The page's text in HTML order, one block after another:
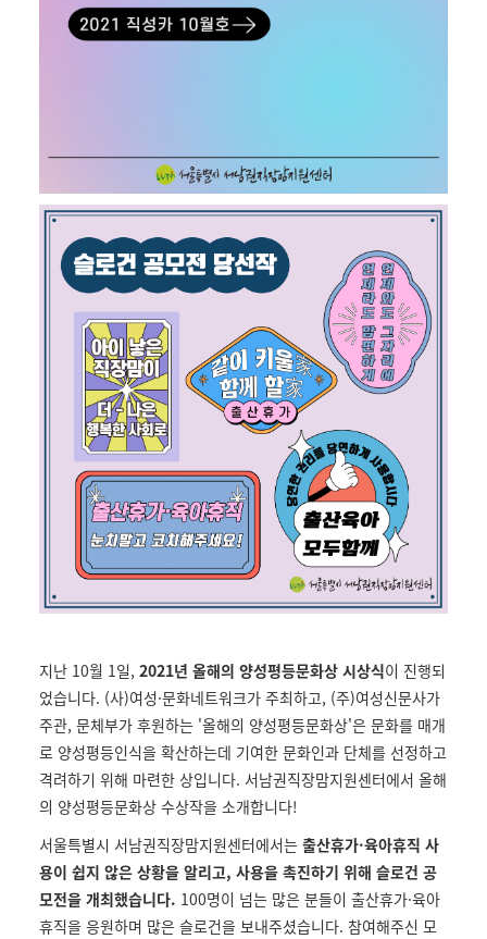
지난 10월 1일, 2021년 올해의 양성평등문화상 시상식이 진행되
었습니다. (사)여성·문화네트워크가 주최하고, (주)여성신문사가
주관, 문체부가 후원하는 '올해의 양성평등문화상'은 문화를 매개
로 양성평등인식을 확산하는데 기여한 문화인과 단체를 선정하고
격려하기 위해 마련한 상입니다. 서남권직장맘지원센터에서 올해
의 양성평등문화상 수상작을 소개합니다!
서울특별시 서남권직장맘지원센터에서는 출산휴가·육아휴직 사
용이 쉽지 않은 상황을 알리고, 사용을 촉진하기 위해 슬로건 공
모전을 개최했습니다. 100명이 넘는 많은 분들이 출산휴가·육아
휴직을 응원하며 많은 슬로건을 보내주셨습니다. 참여해주신 모